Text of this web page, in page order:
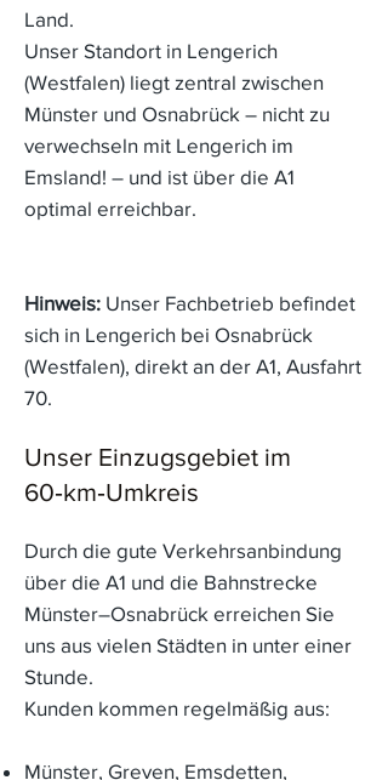
Land.
Unser Standort in Lengerich
(Westfalen) liegt zentral zwischen
Münster und Osnabrück – nicht zu
verwechseln mit Lengerich im
Emsland! – und ist über die A1
optimal erreichbar.
Hinweis: Unser Fachbetrieb befindet
sich in Lengerich bei Osnabrück
(Westfalen), direkt an der A1, Ausfahrt
70.
Unser Einzugsgebiet im
60‑km‑Umkreis
Durch die gute Verkehrsanbindung
über die A1 und die Bahnstrecke
Münster–Osnabrück erreichen Sie
uns aus vielen Städten in unter einer
Stunde.
Kunden kommen regelmäßig aus:
Münster, Greven, Emsdetten,